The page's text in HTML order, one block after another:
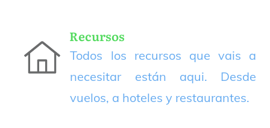
Recursos
Todos los recursos que vais a
necesitar están aqui. Desde
vuelos, a hoteles y restaurantes.